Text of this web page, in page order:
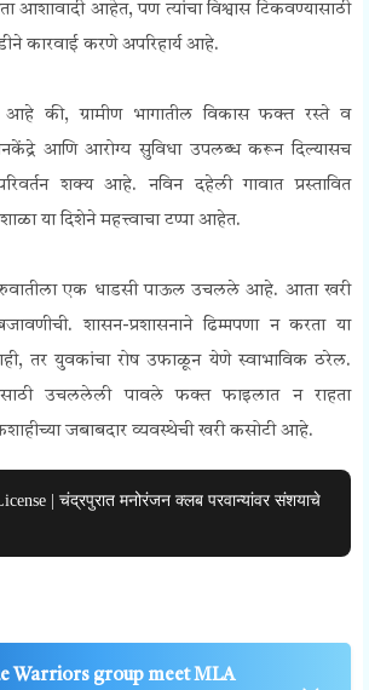
आहेत, पण त्यांचा विश्वास टिकवण्यासाठी
कारवाई करणे अपरिहार्य आहे.
आहे की, ग्रामीण भागातील विकास फक्त रस्ते व
आणि आरोग्य सुविधा उपलब्ध करून दिल्यासच
शक्य आहे. नविन दहेली गावात प्रस्तावित
या दिशेने महत्त्वाचा टप्पा आहेत.
सुरुवातीला एक धाडसी पाऊल उचलले आहे. आता खरी
शासन-प्रशासनाने ढिम्मपणा न करता या
तर युवकांचा रोष उफाळून येणे स्वाभाविक ठरेल.
उचललेली पावले फक्त फाइलात न राहता
जबाबदार व्यवस्थेची खरी कसोटी आहे.
| चंद्रपुरात मनोरंजन क्लब परवान्यांवर संशयाचे
Warriors group meet MLA